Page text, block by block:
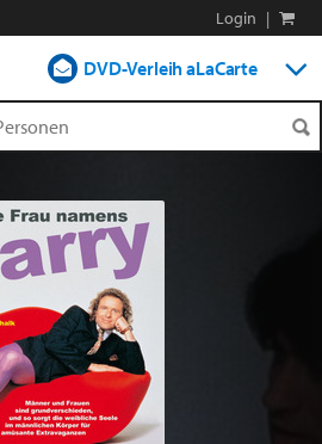
Login |
DVD-Verleih aLaCarte
Shop
Blog